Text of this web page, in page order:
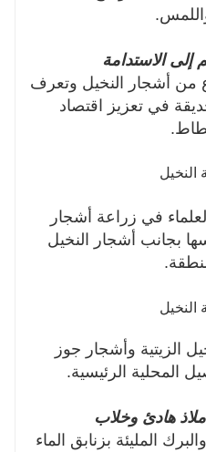
بين أكثر من 600 نوع من أشجار النخيل وتعرف
في تعزيز اقتصاد
في زراعة أشجار
بجانب أشجار النخيل
الزيتية وأشجار جوز
المحلية الرئيسية.
المليئة بزنابق الماء